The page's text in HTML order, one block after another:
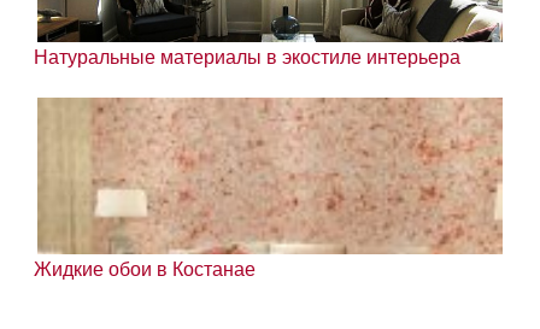
Натуральные материалы в экостиле интерьера
Жидкие обои в Костанае